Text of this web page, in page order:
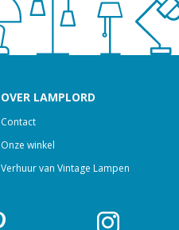
OVER LAMPLORD
Contact
Onze winkel
Verhuur van Vintage Lampen